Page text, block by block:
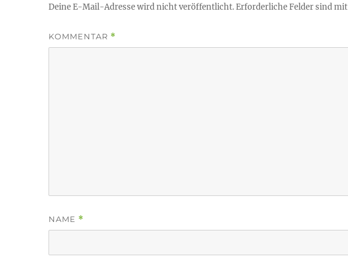
Deine E-Mail-Adresse wird nicht veröffentlicht.Erforderliche Felder sind mit
KOMMENTAR *
NAME *